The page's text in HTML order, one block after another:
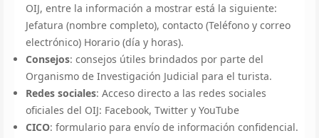
OIJ, entre la información a mostrar está la siguiente:
Jefatura (nombre completo), contacto (Teléfono y correo
electrónico) Horario (día y horas).
Consejos: consejos útiles brindados por parte del
Organismo de Investigación Judicial para el turista.
Redes sociales: Acceso directo a las redes sociales
oficiales del OIJ: Facebook, Twitter y YouTube
CICO: formulario para envío de información confidencial.